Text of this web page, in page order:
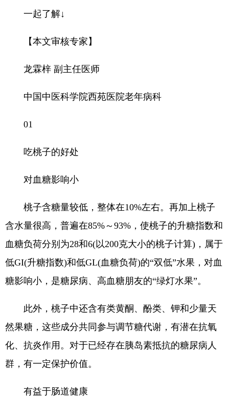
一起了解↓
【本文审核专家】
龙霖梓 副主任医师
中国中医科学院西苑医院老年病科
01
吃桃子的好处
对血糖影响小
桃子含糖量较低，整体在10%左右。再加上桃子
含水量很高，普遍在85%～93%，使桃子的升糖指数和
血糖负荷分别为28和6(以200克大小的桃子计算)，属于
低GI(升糖指数)和低GL(血糖负荷)的“双低”水果，对血
糖影响小，是糖尿病、高血糖朋友的“绿灯水果”。
此外，桃子中还含有类黄酮、酚类、钾和少量天
然果糖，这些成分共同参与调节糖代谢，有潜在抗氧
化、抗炎作用。对于已经存在胰岛素抵抗的糖尿病人
群，有一定保护价值。
有益于肠道健康